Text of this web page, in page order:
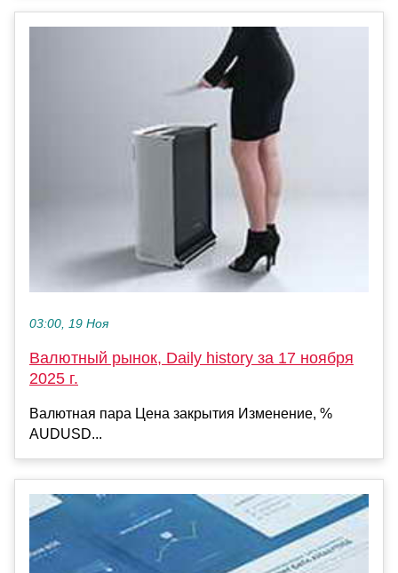
03:00, 19 Ноя
Валютный рынок, Daily history за 17 ноября
2025 г.
Валютная пара Цена закрытия Изменение, %
AUDUSD...